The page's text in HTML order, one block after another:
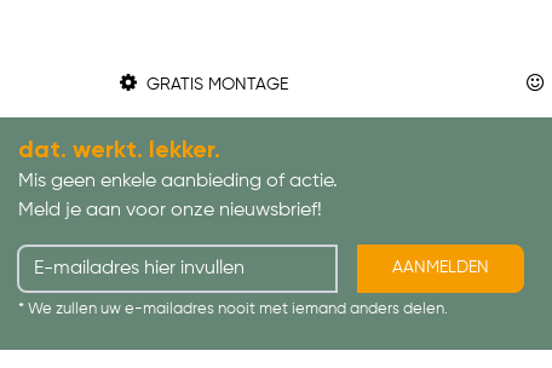
GRATIS MONTAGE
dat. werkt. lekker.
Mis geen enkele aanbieding of actie.
Meld je aan voor onze nieuwsbrief!
AANMELDEN
* We zullen uw e-mailadres nooit met iemand anders delen.